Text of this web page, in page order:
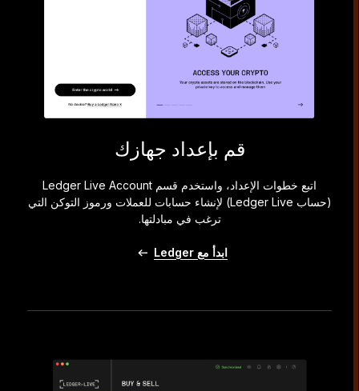
قم بإعداد جهازك
اتبع خطوات الإعداد، واستخدم قسم Ledger Live Account
(حساب Ledger Live) لإنشاء حسابات للعملات ورموز التوكن التي
ترغب في مبادلتها.
ابدأ مع Ledger